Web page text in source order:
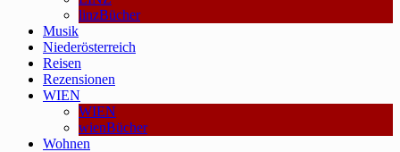
linzBücher
Musik
Niederösterreich
Reisen
Rezensionen
WIEN
WIEN
wienBücher
Wohnen